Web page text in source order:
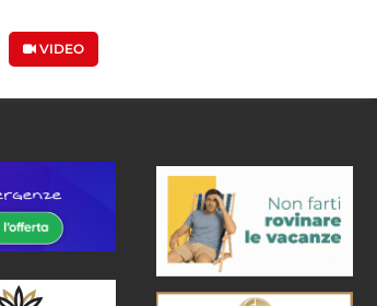
VIDEO